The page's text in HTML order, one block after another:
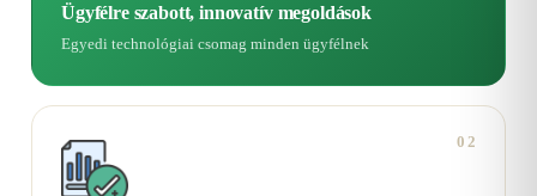
Ügyfélre szabott, innovatív megoldások
Egyedi technológiai csomag minden ügyfélnek
02